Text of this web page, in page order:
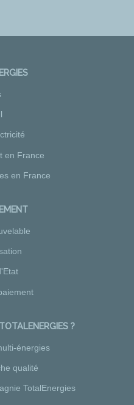
en France
en France
?
énergies
qualité
TotalEnergies